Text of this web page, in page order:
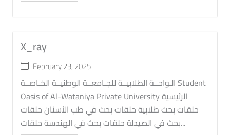
X_ray
February 23, 2025
الـواحــة الطلابيــة للجـامعــة الوطنيــة الخـاصــة Student
Oasis of Al-Wataniya Private University الرئيسية
حلقات بحث طلابية حلقات بحث في طب الأسنان حلقات
بحث في الصيدلة حلقات بحث في الهندسة حلقات...